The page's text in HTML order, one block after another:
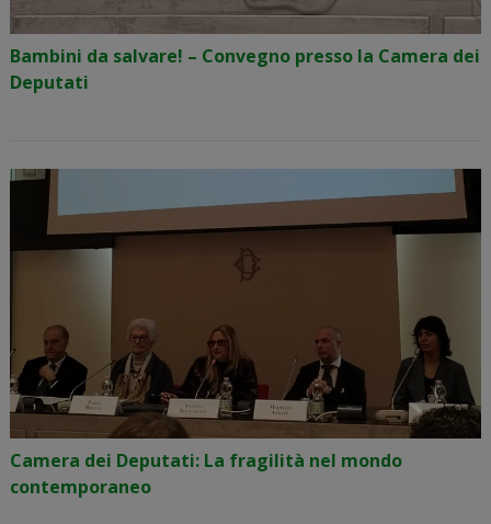
Bambini da salvare! – Convegno presso la Camera dei
Deputati
Camera dei Deputati: La fragilità nel mondo
contemporaneo